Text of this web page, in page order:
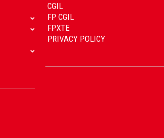
CGIL
FP CGIL
FPXTE
PRIVACY POLICY